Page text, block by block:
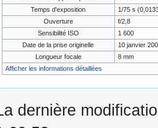
Temps d'exposition
1/75 s
Ouverture
f/2,8
Sensibilité ISO
1 600
Date de la prise originelle
10 janvier
Longueur focale
8 mm
Afficher les informations détaillées
dernière